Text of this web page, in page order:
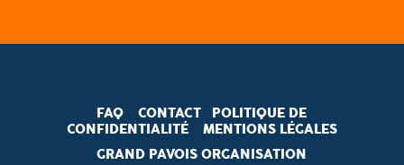
FAQ CONTACT POLITIQUE DE
CONFIDENTIALITÉ
MENTIONS LÉGALES
GRAND PAVOIS ORGANISATION